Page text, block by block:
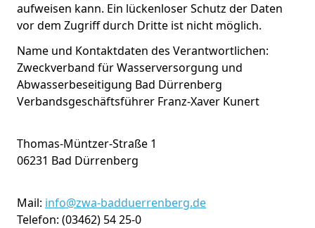
aufweisen kann. Ein lückenloser Schutz der Daten
vor dem Zugriff durch Dritte ist nicht möglich.
Name und Kontaktdaten des Verantwortlichen:
Zweckverband für Wasserversorgung und
Abwasserbeseitigung Bad Dürrenberg
Verbandsgeschäftsführer Franz-Xaver Kunert
Thomas-Müntzer-Straße 1
06231 Bad Dürrenberg
Mail: info@zwa-badduerrenberg.de
Telefon: (03462) 54 25-0